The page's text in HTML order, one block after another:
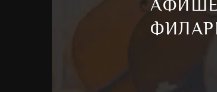
Д. Букстехуде - Прелюдия Соль